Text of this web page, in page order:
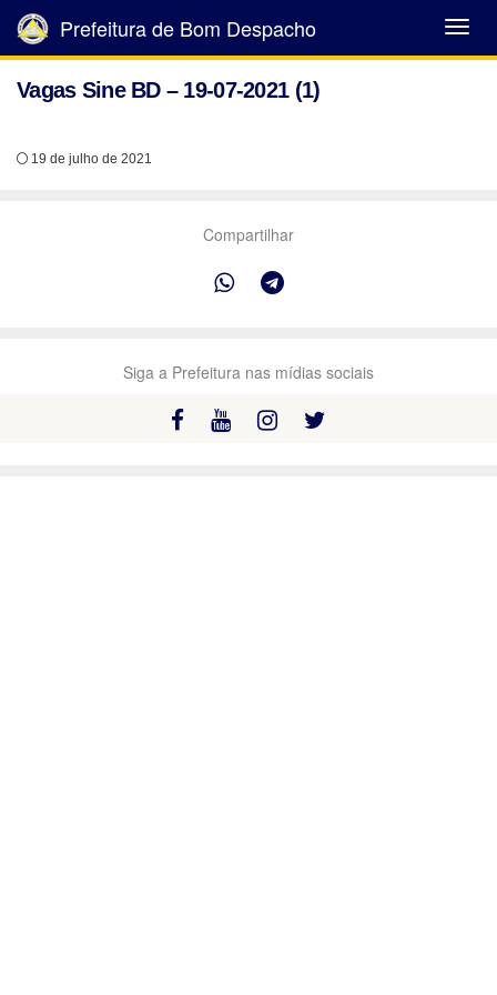
Abrir
Menu
Prefeitura de Bom Despacho
Vagas Sine BD – 19-07-2021 (1)
19 de julho de 2021
Compartilhar
Siga a Prefeitura nas mídias sociais